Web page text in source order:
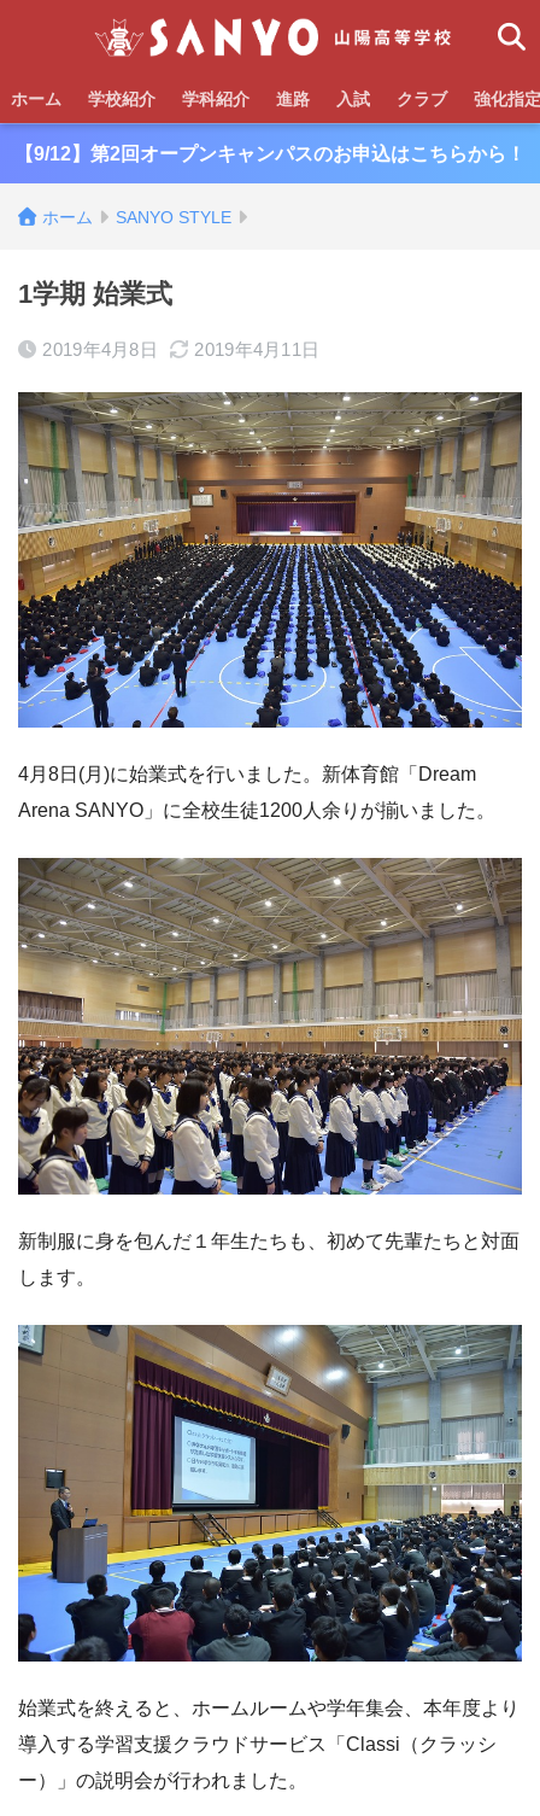
ホーム 学校紹介 学科紹介 進路 入試 クラブ 強化指
【9/12】第2回オープンキャンパスのお申込はこちらから！
ホーム SANYO STYLE
1学期 始業式
2019年4月8日 2019年4月11日
4月8日(月)に始業式を行いました。新体育館「Dream
Arena SANYO」に全校生徒1200人余りが揃いました。
新制服に身を包んだ１年生たちも、初めて先輩たちと対面
します。
始業式を終えると、ホームルームや学年集会、本年度より
導入する学習支援クラウドサービス「Classi（クラッシ
ー）」の説明会が行われました。